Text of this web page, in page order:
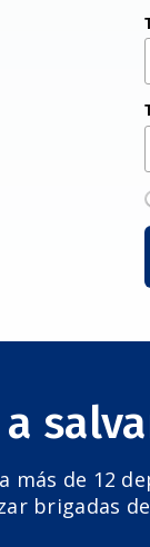
más de 12
brigadas